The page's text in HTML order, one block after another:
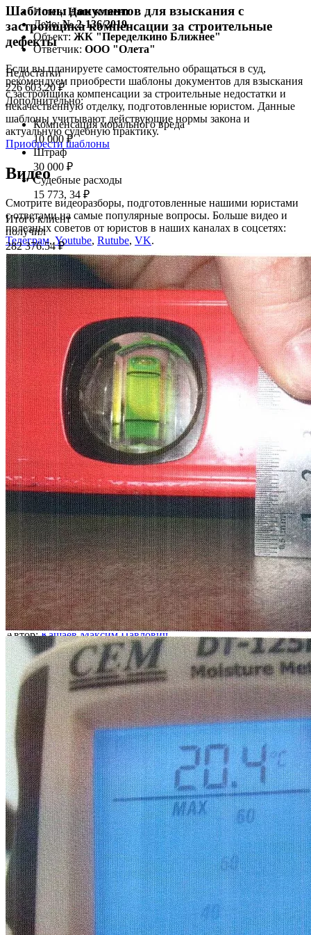
Истец:Наш клиент
Дело:№ 2-136/2019
Объект: ЖК "Переделкино Ближнее"
Ответчик: ООО "Олета"
Недостатки
226 603,20 ₽
Дополнительно:
Компенсация морального вреда
10 000 ₽
Штраф
30 000 ₽
Судебные расходы
15 773, 34 ₽
Итого клиент
получил
282 376.54 ₽
Шаблоны документов для взыскания с
застройщика компенсации за строительные
дефекты
Если вы планируете самостоятельно обращаться в суд,
рекомендуем приобрести шаблоны документов для взыскания
с застройщика компенсации за строительные недостатки и
некачественную отделку, подготовленные юристом. Данные
шаблоны учитывают действующие нормы закона и
актуальную судебную практику.
Приобрести шаблоны
Видео
Смотрите видеоразборы, подготовленные нашими юристами
с ответами на самые популярные вопросы. Больше видео и
полезных советов от юристов в наших каналах в соцсетях:
Телеграм,Youtube, Rutube, VK.
Какая цена учитывается при включении требований
дольщика в реестр кредиторов
Спикер:
Принят первый закон о развитии ИИ в России
Спикер: Кашаев Максим Павлович
Должен ли виновник затопления оплачивать ремонт
всей комнаты
Спикер:
Квартира или апартаменты: что лучше выбрать
Спикер: Шутов Илья Петрович
Можно ли купить квартиру без регистрации по месту
жительства
Спикер: Меркулов Игорь Петрович
Наш кейс: Продажа квартиры за 2 недели с судебным
решением и 4-мя собственниками
Спикер: Львов Валентин Владимирович
Публикации в СМИ
Смотреть все
Юрист "Двитекс" в эфире Пятого канала: обсуждаем
законопроект по введению адвокатской монополии в судах
Автор:Меркулов Игорь Петрович
2 сентября 2024
Читать статью
Юрист "Двитекс" в эфире канала РБК: обсуждаем судебную
практику по 214-ФЗ
Автор:Кашаев Максим Павлович
2 сентября 2024
Читать статью
Застройщикам снизили неустойки. Как покупателям
компенсируют дефекты
Автор:Супряга Жанна Викторовна
2 сентября 2024
Читать статью
Вызовет ли закон о повестках волну миграции и как повлияет
на тех, кто уже уехал
Автор:Кигинько Дмитрий Валентинович
13 апреля 2023
Читать статью
Акции
Все акции и скидки
Скидка
Соседи
Скидка на юридические услуги до 30 % дольщикам из одного
жилого комплекса
Узнать подробнее